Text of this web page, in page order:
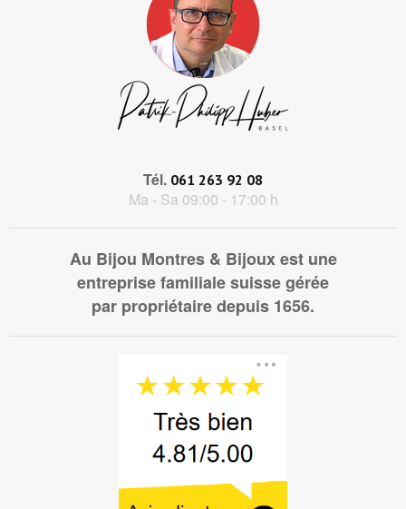
Tél. 061 263 92 08
Ma - Sa 09:00 - 17:00 h
Au Bijou Montres & Bijoux est une
entreprise familiale suisse gérée
par propriétaire depuis 1656.